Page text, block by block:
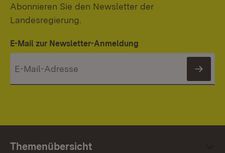
Abonnieren Sie den Newsletter der
Landesregierung.
E-Mail zur Newsletter-Anmeldung
Themenübersicht